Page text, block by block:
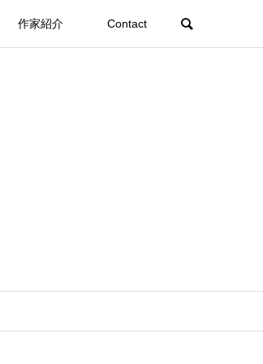
作家紹介 Contact